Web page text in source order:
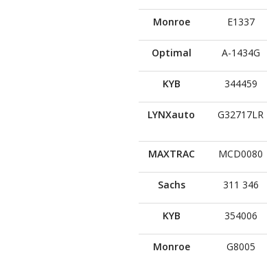
Monroe E1337
Optimal A-1434G
KYB 344459
LYNXauto G32717LR
MAXTRAC MCD0080
Sachs 311 346
KYB 354006
Monroe G8005